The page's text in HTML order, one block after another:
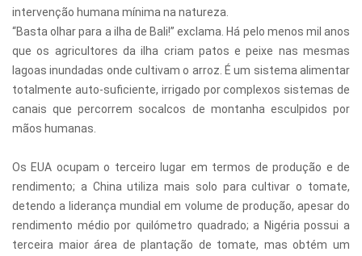
intervenção humana mínima na natureza.
“Basta olhar para a ilha de Bali!” exclama. Há pelo menos mil anos
que os agricultores da ilha criam patos e peixe nas mesmas
lagoas inundadas onde cultivam o arroz. É um sistema alimentar
totalmente auto-suficiente, irrigado por complexos sistemas de
canais que percorrem socalcos de montanha esculpidos por
mãos humanas.
Os EUA ocupam o terceiro lugar em termos de produção e de
rendimento; a China utiliza mais solo para cultivar o tomate,
detendo a liderança mundial em volume de produção, apesar do
rendimento médio por quilómetro quadrado; a Nigéria possui a
terceira maior área de plantação de tomate, mas obtém um